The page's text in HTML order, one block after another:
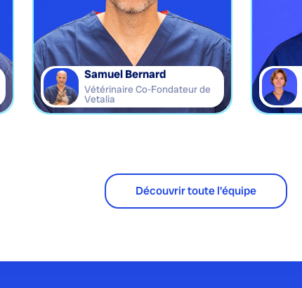
Samuel Bernard
Vétérinaire Co-Fondateur de
Vetalia
Découvrir toute l'équipe